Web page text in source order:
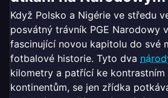
Když Polsko a Nigérie ve středu
posvátný trávník PGE Narodowy
fascinující novou kapitolu do své
fotbalové historie. Tyto dva
kilometry a patřící ke
kontinentům, se jen zřídka